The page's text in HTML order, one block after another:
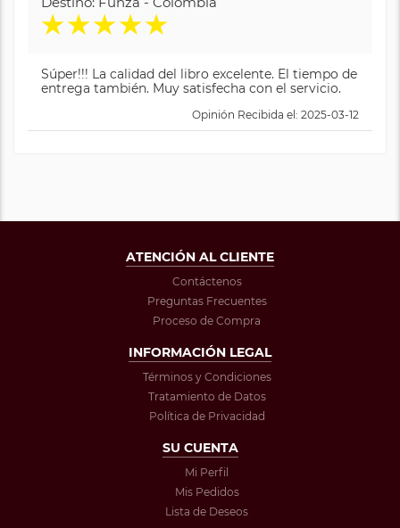
★★★★★
Súper!!! La calidad del libro excelente. El tiempo de
entrega también. Muy satisfecha con el servicio.
Opinión Recibida el: 2025-03-12
ATENCIÓN AL CLIENTE
Contáctenos
Preguntas Frecuentes
Proceso de Compra
INFORMACIÓN LEGAL
Términos y Condiciones
Tratamiento de Datos
Política de Privacidad
SU CUENTA
Mi Perfil
Mis Pedidos
Lista de Deseos